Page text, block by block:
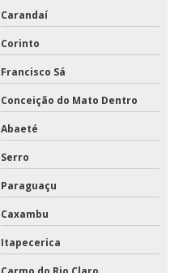
Carandaí
Corinto
Francisco Sá
Conceição do Mato Dentro
Abaeté
Serro
Paraguaçu
Caxambu
Itapecerica